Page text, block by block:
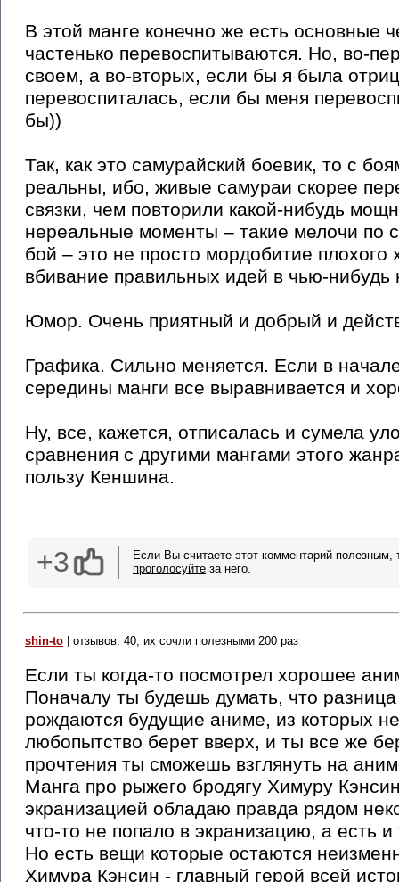
В этой манге конечно же есть основные
частенько перевоспитываются. Но, во-
своем, а во-вторых, если бы я была
перевоспиталась, если бы меня
бы))
Так, как это самурайский боевик, то с
реальны, ибо, живые самураи скорее
связки, чем повторили какой-нибудь
нереальные моменты – такие мелочи по
бой – это не просто мордобитие
вбивание правильных идей в чью-нибудь
Юмор. Очень приятный и добрый и
Графика. Сильно меняется. Если в
середины манги все выравнивается и
Ну, все, кажется, отписалась и сумела
сравнения с другими мангами этого
пользу Кеншина.
+3
Если Вы считаете этот комментарий полезным,
проголосуйте за него.
shin-to | отзывов: 40, их сочли полезными 200 раз
Если ты когда-то посмотрел хорошее
Поначалу ты будешь думать, что
рождаются будущие аниме, из которых
любопытство берет вверх, и ты все же
прочтения ты сможешь взглянуть на
Манга про рыжего бродягу Химуру
экранизацией обладаю правда рядом
что-то не попало в экранизацию, а есть
Но есть вещи которые остаются
Химура Кэнсин - главный герой всей